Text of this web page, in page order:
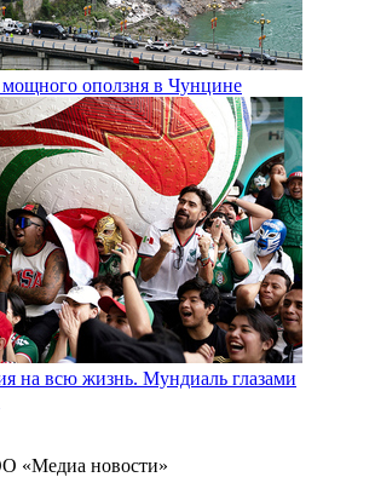
мощного оползня в Чунцине
на всю жизнь. Мундиаль глазами
«Медиа новости»